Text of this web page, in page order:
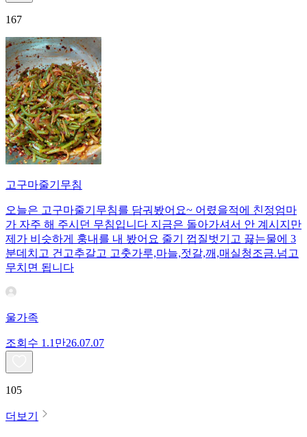
167
고구마줄기무침
오늘은 고구마줄기무침를 담궈봤어요~ 어렸을적에 친정엄마
가 자주 해 주시던 무침입니다 지금은 돌아가셔서 안 계시지만
제가 비슷하게 훙내를 내 봤어요 줄기 껍질벗기고 끓는물에 3
분데치고 건고추갈고 고춧가루,마늘,젓갈,깨,매실청조금.넘고
무치면 됩니다
울가족
조회수 1.1만26.07.07
105
더보기